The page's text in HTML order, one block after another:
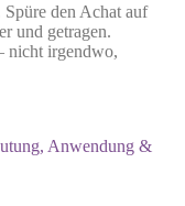
den Achat auf
und getragen.
nicht irgendwo,
Anwendung &